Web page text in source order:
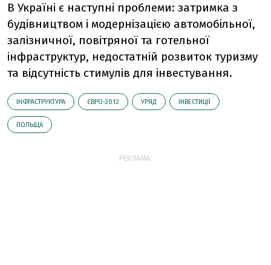
В Україні є наступні проблеми: затримка з
будівництвом і модернізацією автомобільної,
залізничної, повітряної та готельної
інфраструктур, недостатній розвиток туризму
та відсутність стимулів для інвестування.
ІНФРАСТРУКТУРА ЄВРО-2012 УРЯД ІНВЕСТИЦІЇ
ПОЛЬЩА
РЕКЛАМА: